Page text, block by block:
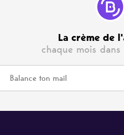
La crème de
chaque mois